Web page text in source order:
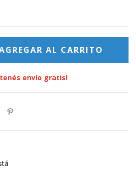
tenés envío gratis!